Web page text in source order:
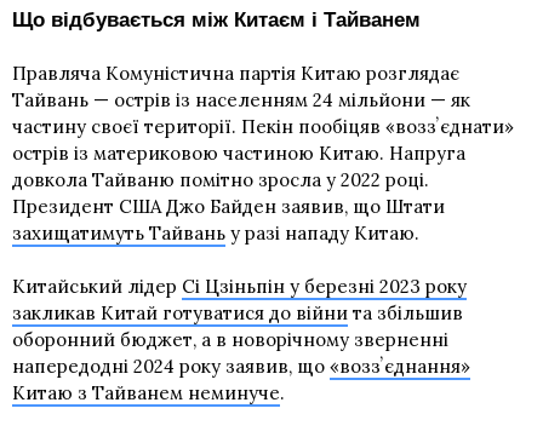
Що відбувається між Китаєм і Тайванем
Правляча Комуністична партія Китаю розглядає
Тайвань — острів із населенням 24 мільйони — як
частину своєї території. Пекін пообіцяв «воззʼєднати»
острів із материковою частиною Китаю. Напруга
довкола Тайваню помітно зросла у 2022 році.
Президент США Джо Байден заявив, що Штати
захищатимуть Тайвань у разі нападу Китаю.
Китайський лідер Сі Цзіньпін у березні 2023 року
закликав Китай готуватися до війни та збільшив
оборонний бюджет, а в новорічному зверненні
напередодні 2024 року заявив, що «воззʼєднання»
Китаю з Тайванем неминуче.